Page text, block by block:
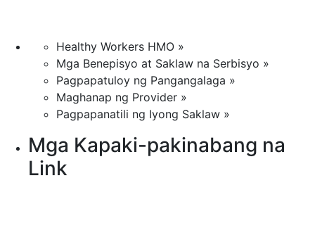
Healthy Workers HMO »
Mga Benepisyo at Saklaw na Serbisyo »
Pagpapatuloy ng Pangangalaga »
Maghanap ng Provider »
Pagpapanatili ng Iyong Saklaw »
Mga Kapaki-pakinabang na
Link